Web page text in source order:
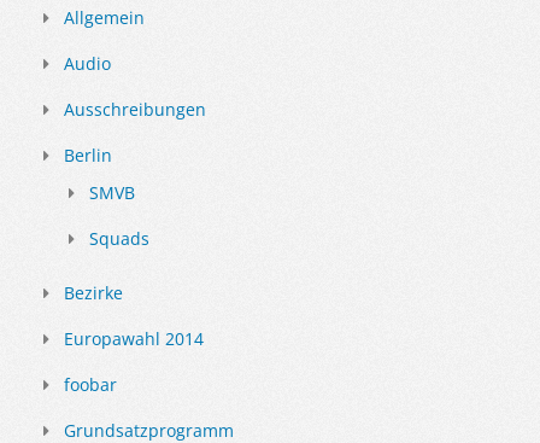
Allgemein
Audio
Ausschreibungen
Berlin
SMVB
Squads
Bezirke
Europawahl 2014
foobar
Grundsatzprogramm